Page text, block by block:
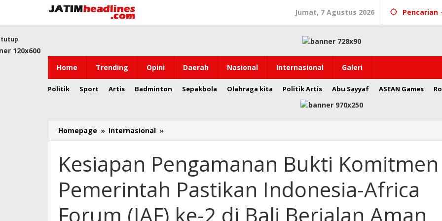
konten
Jumat, 7 Agustus 2026 Pencarian
Home Trending Opini Daerah Nasional Internasional Galeri
Politik Sport Artis Badminton Sepakbola Olahraga kita Politik Artis Abu Sayyaf ASEAN Games
tutup
Homepage » Internasional »
Pengamanan
Komitmen
Pemerintah
Pastikan
Indonesia-
Forum
Kesiapan Pengamanan Bukti Komitmen
Pemerintah Pastikan Indonesia-Africa
Forum (IAF) ke-2 di Bali Berjalan Aman